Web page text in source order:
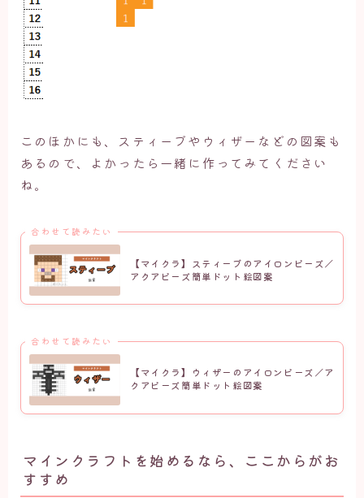
このほかにも、スティーブやウィザーなどの図案も
あるので、よかったら一緒に作ってみてください
ね。
合わせて読みたい
【マイクラ】スティーブのアイロンビーズ／
アクアビーズ簡単ドット絵図案
合わせて読みたい
【マイクラ】ウィザーのアイロンビーズ／ア
クアビーズ簡単ドット絵図案
マインクラフトを始めるなら、ここからがお
すすめ